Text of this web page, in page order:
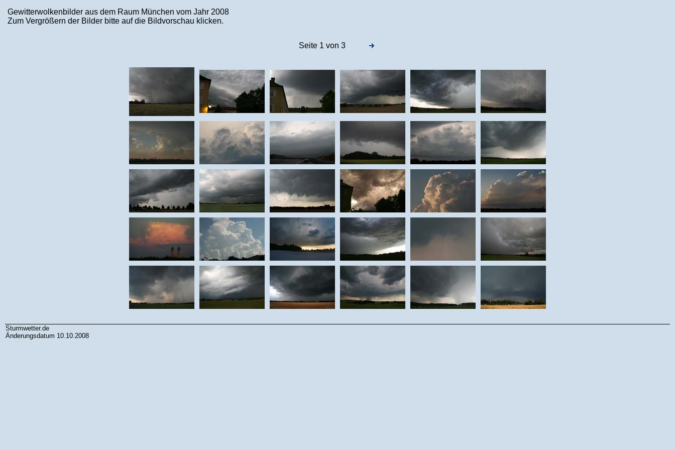
Gewitterwolkenbilder aus dem Raum München vom Jahr 2008
Zum Vergrößern der Bilder bitte auf die Bildvorschau klicken.
Seite 1 von 3
Sturmwetter.de
Änderungsdatum 10.10.2008